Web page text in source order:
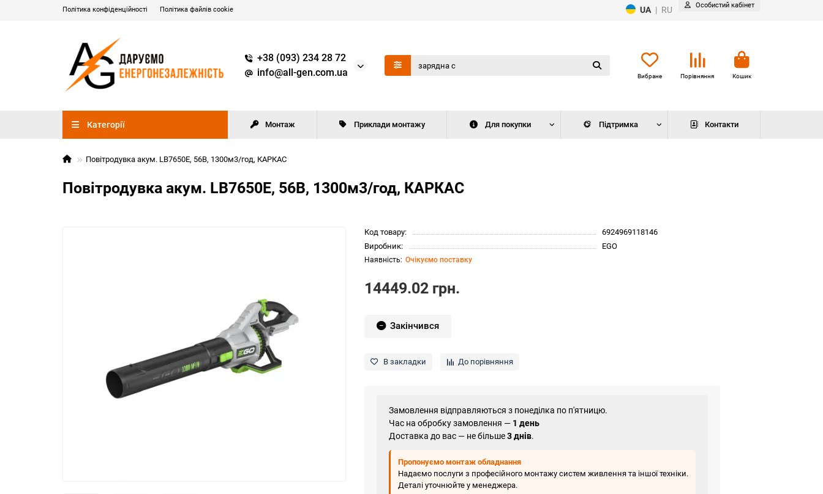
Політика конфіденційності Політика файлів cookie UA | RU Особистий кабінет
+38 (093) 234 28 72
info@all-gen.com.ua
Вибране Порівняння Кошик
Категорії Монтаж Приклади монтажу Для покупки Підтримка Контакти
Повітродувка акум. LB7650E, 56В, 1300м3/год, КАРКАС
Повітродувка акум. LB7650E, 56В, 1300м3/год, КАРКАС
Код товару:
6924969118146
Виробник:
EGO
Очікуємо поставку
14449.02 грн.
Закінчився
В закладки До порівняння
Замовлення відправляються з понеділка по п'ятницю.
Час на обробку замовлення — 1 день
Доставка до вас — не більше3 днів.
Пропонуємо монтаж обладнання
Надаємо послуги з професійного монтажу систем живлення та іншої техніки.
Деталі уточнюйте у менеджера.